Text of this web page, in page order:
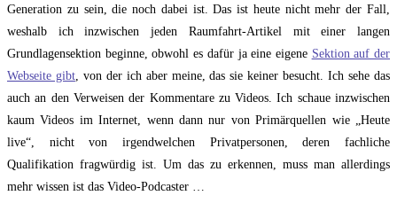
Generation zu sein, die noch dabei ist. Das ist heute nicht mehr der Fall,
weshalb ich inzwischen jeden Raumfahrt-Artikel mit einer langen
Grundlagensektion beginne, obwohl es dafür ja eine eigene Sektion auf der
Webseite gibt, von der ich aber meine, das sie keiner besucht. Ich sehe das
auch an den Verweisen der Kommentare zu Videos. Ich schaue inzwischen
kaum Videos im Internet, wenn dann nur von Primärquellen wie „Heute
live“, nicht von irgendwelchen Privatpersonen, deren fachliche
Qualifikation fragwürdig ist. Um das zu erkennen, muss man allerdings
mehr wissen ist das Video-Podcaster …